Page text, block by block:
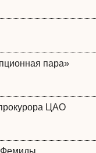
пара»
ЦАО
Фемиды